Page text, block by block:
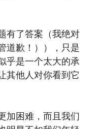
有了答案（我绝对
道歉！）），只是
乎是一个太大的承
其他人对你看到它
加困难，而且我们